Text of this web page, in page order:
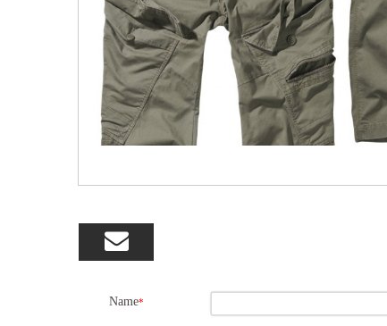

Name*